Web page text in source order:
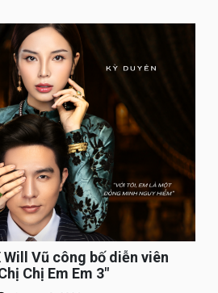
Will Vũ công bố diễn viên
Chị Em Em 3″